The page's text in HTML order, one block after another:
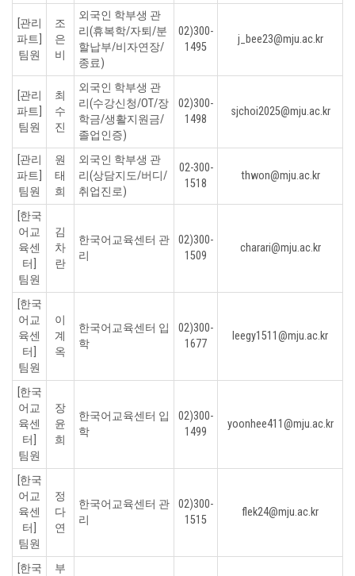
[관리
파트]
팀원
조
은
비
외국인 학부생 관
리(휴복학/자퇴/분
할납부/비자연장/
종료)
02)300-
1495
j_bee23@mju.ac.kr
[관리
파트]
팀원
최
수
진
외국인 학부생 관
리(수강신청/OT/장
학금/생활지원금/
졸업인증)
02)300-
1498
sjchoi2025@mju.ac.kr
[관리
파트]
팀원
원
태
희
외국인 학부생 관
리(상담지도/버디/
취업진로)
02-300-
1518
thwon@mju.ac.kr
[한국
어교
육센
터]
팀원
김
차
란
한국어교육센터 관
리
02)300-
1509
charari@mju.ac.kr
[한국
어교
육센
터]
팀원
이
계
옥
한국어교육센터 입
학
02)300-
1677
leegy1511@mju.ac.kr
[한국
어교
육센
터]
팀원
장
윤
희
한국어교육센터 입
학
02)300-
1499
yoonhee411@mju.ac.kr
[한국
어교
육센
터]
팀원
정
다
연
한국어교육센터 관
리
02)300-
1515
flek24@mju.ac.kr
[한국
부